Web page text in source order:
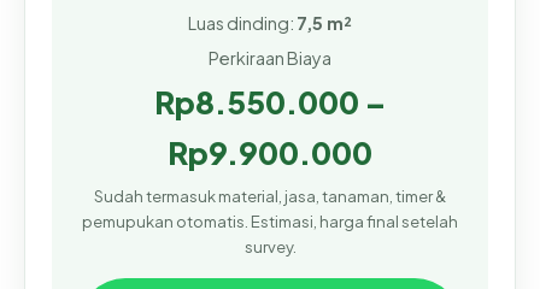
Luas dinding: 7,5 m²
Perkiraan Biaya
Rp8.550.000 –
Rp9.900.000
Sudah termasuk material, jasa, tanaman, timer &
pemupukan otomatis. Estimasi, harga final setelah
survey.